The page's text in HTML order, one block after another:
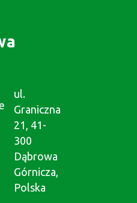
ul.
Graniczna
21, 41-
300
Dąbrowa
Górnicza,
Polska